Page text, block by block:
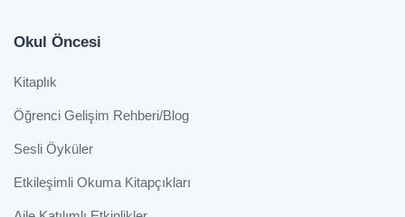
Okul Öncesi
Kitaplık
Öğrenci Gelişim Rehberi/Blog
Sesli Öyküler
Etkileşimli Okuma Kitapçıkları